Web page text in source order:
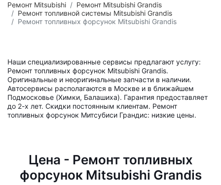
Ремонт Mitsubishi
Ремонт Mitsubishi Grandis
Ремонт топливной системы Mitsubishi Grandis
Ремонт топливных форсунок Mitsubishi Grandis
Наши специализированные сервисы предлагают услугу:
Ремонт топливных форсунок Mitsubishi Grandis.
Оригинальные и неоригинальные запчасти в наличии.
Автосервисы располагаются в Москве и в ближайшем
Подмосковье (Химки, Балашиха). Гарантия предоставляет
до 2-х лет. Скидки постоянным клиентам. Ремонт
топливных форсунок Митсубиси Грандис: низкие цены.
Цена - Ремонт топливных
форсунок Mitsubishi Grandis